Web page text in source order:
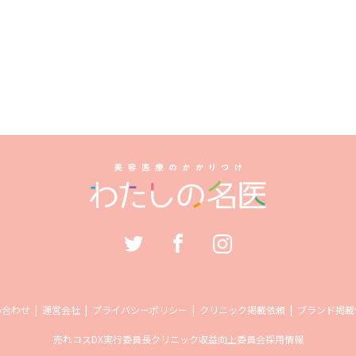
わせ 運営会社 プライバシーポリシー クリニック掲載依頼 ブランド掲
売れコスDX実行委員長クリニック収益向上委員会採用情報